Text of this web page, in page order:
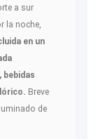
a sur
la noche,
en un
Breve
de